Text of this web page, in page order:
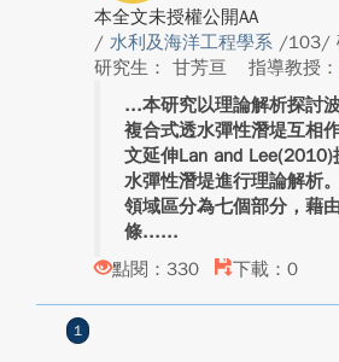
本全文未授權公開AA
/ 水利及海洋工程學系 /103/
研究生： 甘芳亘
指導教授：
本研究以理論解析探討
複合式透水彈性潛堤互相
文延伸Lan and Lee(2010)
水彈性潛堤進行理論解析
領域區分為七個部分，藉
條...
點閱：330
下載：0
1